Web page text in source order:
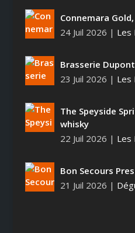
Connemara
24 Juil 2026 | Les
Brasserie
23 Juil 2026 | Les
The Speyside
whisky
22 Juil 2026 | Les
Bon Secours
21 Juil 2026 |